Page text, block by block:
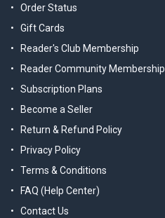
Order Status
Gift Cards
Reader's Club Membership
Reader Community Membership
Subscription Plans
Become a Seller
Return & Refund Policy
Privacy Policy
Terms & Conditions
FAQ (Help Center)
Contact Us